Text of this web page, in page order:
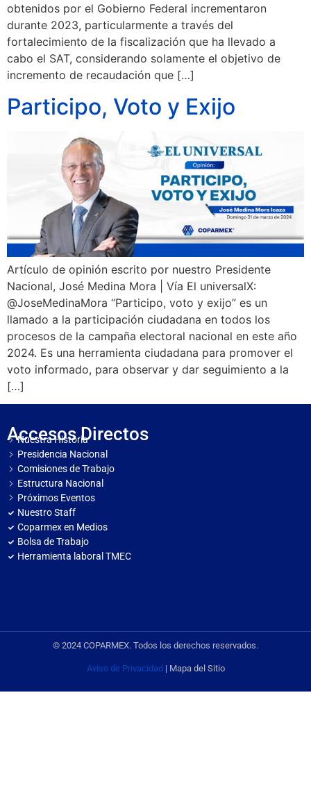
obtenidos por el Gobierno Federal incrementaron
durante 2023, particularmente a través del
fortalecimiento de la fiscalización que ha llevado a
cabo el SAT, considerando solamente el objetivo de
incremento de recaudación que […]
Participo, Voto y Exijo
Artículo de opinión escrito por nuestro Presidente
Nacional, José Medina Mora | Vía El universalX:
@JoseMedinaMora “Participo, voto y exijo” es un
llamado a la participación ciudadana en todos los
procesos de la campaña electoral nacional en este año
2024. Es una herramienta ciudadana para promover el
voto informado, para observar y dar seguimiento a la
[…]
Accesos Directos
Nuestra Historia
Presidencia Nacional
Comisiones de Trabajo
Estructura Nacional
Próximos Eventos
Nuestro Staff
Coparmex en Medios
Bolsa de Trabajo
Herramienta laboral TMEC
© 2024 COPARMEX. Todos los derechos reservados.
Aviso de Privacidad | Mapa del Sitio